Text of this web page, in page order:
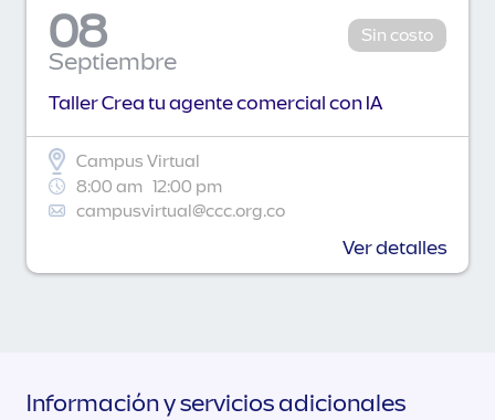
08
Septiembre
Sin costo
Taller Crea tu agente comercial con IA
Campus Virtual
8:00 am 12:00 pm
campusvirtual@ccc.org.co
Ver detalles
Información y servicios adicionales